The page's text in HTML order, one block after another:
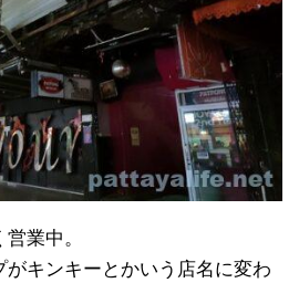
業中。
がキンキーとかいう店名に変わ